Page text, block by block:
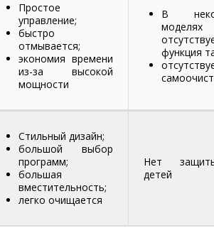
Простое
управление;
быстро
отмывается;
экономия времени
из-за высокой
мощности
В
моделях
функция
Стильный дизайн;
большой выбор
программ;
большая
вместительность;
легко очищается
Нет
детей